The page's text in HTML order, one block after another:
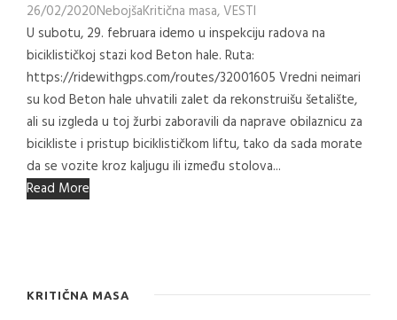
26/02/2020NebojšaKritična masa,VESTI
U subotu, 29. februara idemo u inspekciju radova na
biciklističkoj stazi kod Beton hale. Ruta:
https://ridewithgps.com/routes/32001605 Vredni neimari
su kod Beton hale uhvatili zalet da rekonstruišu šetalište,
ali su izgleda u toj žurbi zaboravili da naprave obilaznicu za
bicikliste i pristup biciklističkom liftu, tako da sada morate
da se vozite kroz kaljugu ili između stolova...
Read More
KRITIČNA MASA